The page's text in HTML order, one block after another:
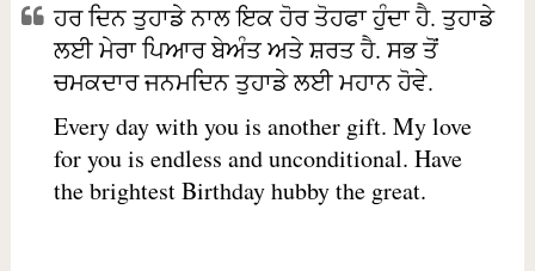
ਹਰ ਦਿਨ ਤੁਹਾਡੇ ਨਾਲ ਇਕ ਹੋਰ ਤੋਹਫਾ ਹੁੰਦਾ ਹੈ. ਤੁਹਾਡੇ
ਲਈ ਮੇਰਾ ਪਿਆਰ ਬੇਅੰਤ ਅਤੇ ਸ਼ਰਤ ਹੈ. ਸਭ ਤੋਂ
ਚਮਕਦਾਰ ਜਨਮਦਿਨ ਤੁਹਾਡੇ ਲਈ ਮਹਾਨ ਹੋਵੇ.
Every day with you is another gift. My love
for you is endless and unconditional. Have
the brightest Birthday hubby the great.